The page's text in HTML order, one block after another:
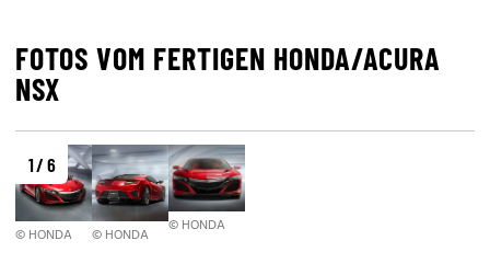
FOTOS VOM FERTIGEN HONDA/ACURA
NSX
1 / 6
© HONDA © HONDA © HONDA